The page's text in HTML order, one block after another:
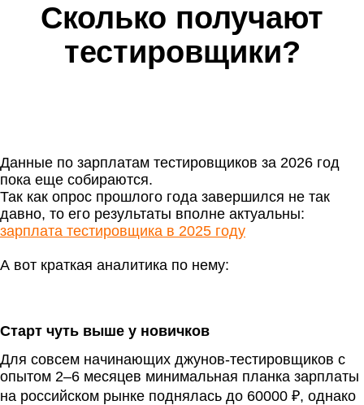
Сколько получают
тестировщики?
Данные по зарплатам тестировщиков за 2026 год
пока еще собираются.
Так как опрос прошлого года завершился не так
давно, то его результаты вполне актуальны:
зарплата тестировщика в 2025 году
А вот краткая аналитика по нему:
Старт чуть выше у новичков
Для совсем начинающих джунов-тестировщиков с
опытом 2–6 месяцев минимальная планка зарплаты
на российском рынке поднялась до 60000 ₽, однако